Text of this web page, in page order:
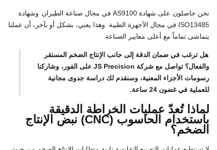
نحن حاصلون على شهادة AS9100 في مجال صناعة الطيران
وشهادة
ISO13485 في مجال الأجهزة الطبية. وهذا يعني، بشكل أو بآخر، أن عملنا
يتماشى تماماً مع أعلى معايير الصناعة.
هل ترغب في ضمان الدقة إلى جانب الإنتاج الضخم المستقر
والفعال؟ تواصل مع شركة JS Precision على الفور، وشاركنا
رسومات الأجزاء المعنية، وسنقدم لك دراسة جدوى مجانية
للعملية في غضون 24 ساعة.
لماذا تُعدّ عمليات الخراطة الدقيقة
باستخدام الحاسوب (CNC) نبض الإنتاج
الضخم؟